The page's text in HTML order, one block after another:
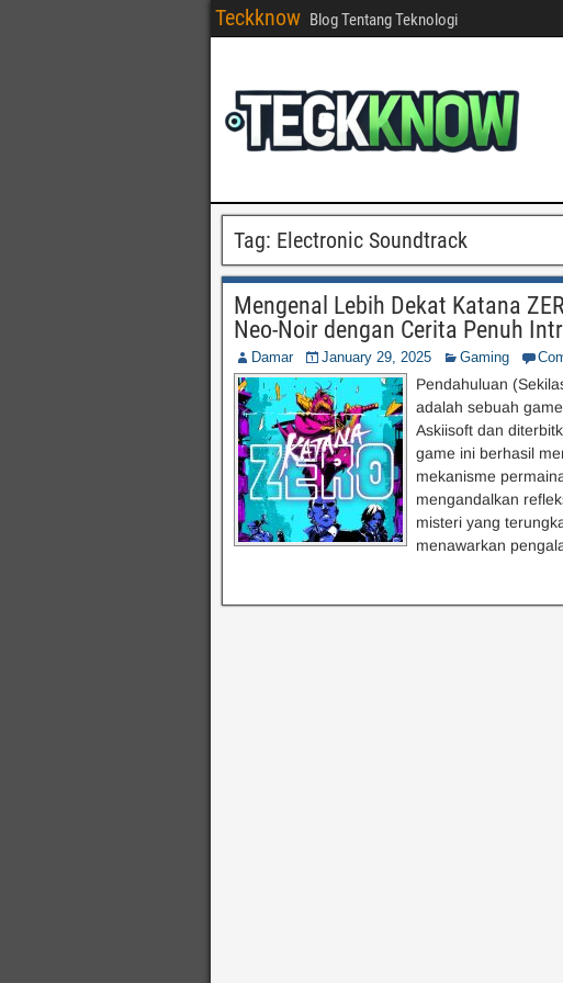
Teckknow Blog Tentang Teknologi
Tag: Electronic Soundtrack
Mengenal Lebih Dekat Katana
Neo-Noir dengan Cerita Penuh
Damar January 29, 2025 Gaming
Pendahuluan
adalah sebuah
Askiisoft dan
game ini berhasil
mekanisme
mengandalkan
misteri yang
menawarkan